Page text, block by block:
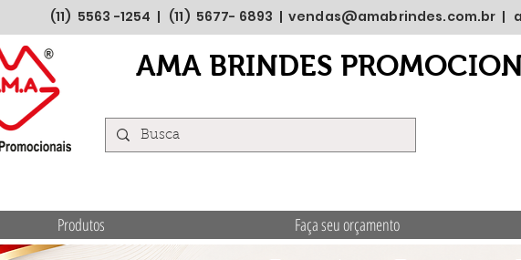
(11) 5563 -1254 | (11) 5677- 6893 |vendas@amabrindes.com.br |
AMA BRINDES
Produtos Faça seu orçamento